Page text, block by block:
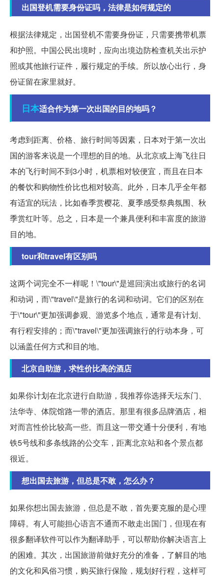
出国登机需要身份证吗，法律是如何规定的
根据法律规定，出国登机不需要身份证，只需要携带机票
和护照。中国公民出境时，应向出境边防检查机关出示护
照或其他旅行证件，履行规定的手续。所以放心出行，身
份证留在家里就好。
日本适合作为第一次出国的目的地吗？
考虑到距离、价格、旅行时间等因素，日本对于第一次出
国的游客来说是一个理想的目的地。从北京或上海飞往日
本的飞行时间不到3小时，机票相对较便宜，而且在日本
的餐饮和购物性价比也相对较高。此外，日本几乎全年都
有适宜的玩法，比如春季赏樱花、夏季感受祭典氛围、秋
季赏红叶等。总之，日本是一个兼具便利和丰富度的旅游
目的地。
tour和travel有区别吗
这两个词完全不一样呢！\"tour\"是巡回演出或旅行的名词
和动词，而\"travel\"是旅行的名词和动词。它们的区别在
于\"tour\"更加强调参观、游览多个地点，通常是有计划、
有行程安排的；而\"travel\"更加强调旅行的行动本身，可
以涵盖任何方式和目的地。
北京自助游，求性价比高的酒店
如果你计划在北京进行自助游，我推荐你选择天坛东门、
法华寺、体院馆路一带的酒店。那里有很多品牌酒店，相
对而言性价比较高一些。而且这一带交通十分便利，有地
铁5号线和多条线路的公交车，距离北京站和各个景点都
很近。
想出国去旅游，但总是不敢，怎么办？
如果你想出国去旅游，但总是不敢，首先要克服的是心理
障碍。有人可能担心语言不通而不敢走出国门，但现在有
很多翻译软件可以作为翻译助手，可以帮助你解决语言上
的困难。其次，出国旅游前做好充分的准备，了解目的地
的文化和风俗习惯，购买旅行保险，规划好行程，这样可